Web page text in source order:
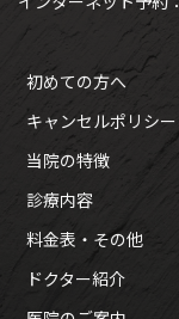
初めての方へ
キャンセルポリシー
当院の特徴
診療内容
料金表・その他
ドクター紹介